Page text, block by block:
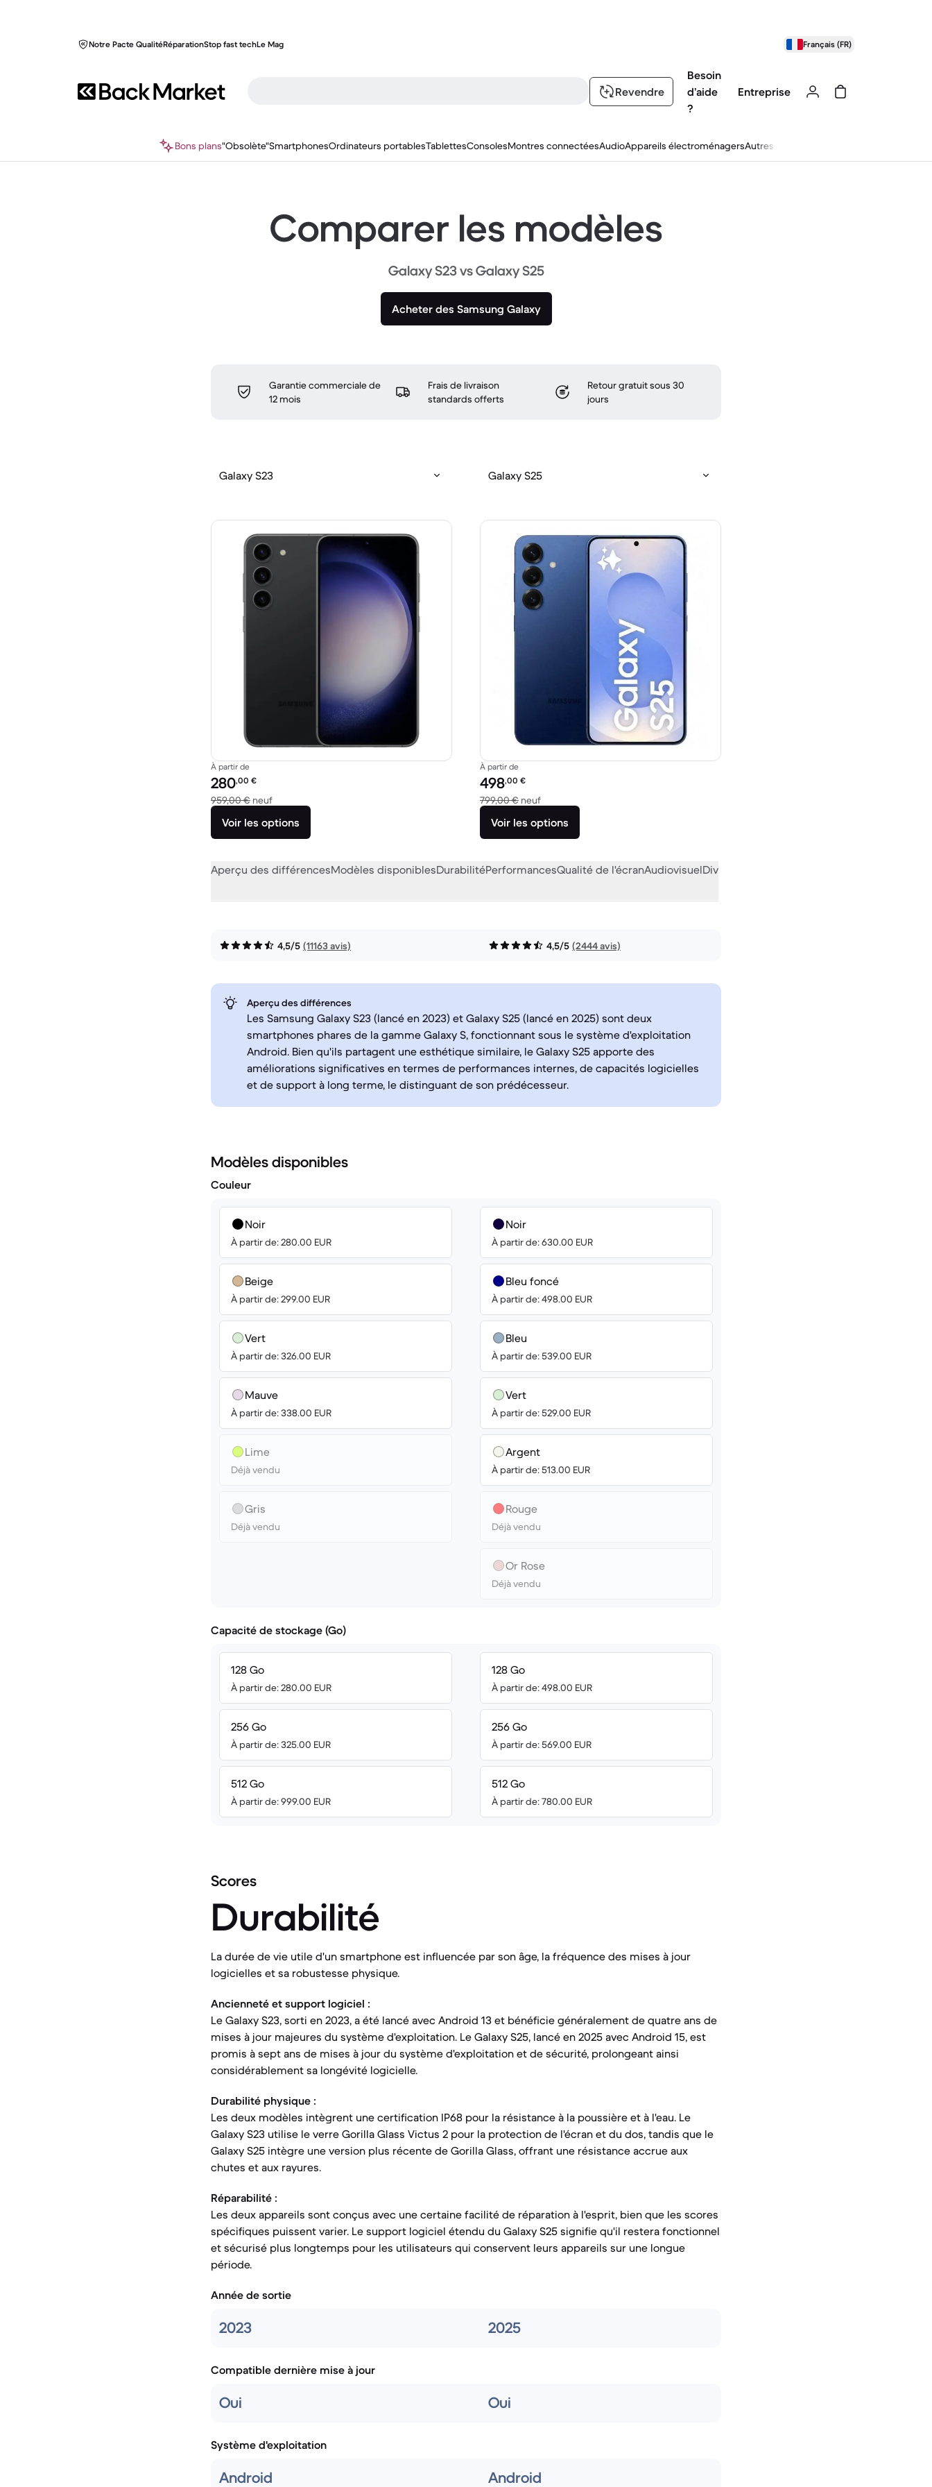
Notre Pacte QualitéRéparationStop fast techLe Mag Français (FR)
Revendre
Besoin
d’aide
?
Entreprise
Bons plans"Obsolète"SmartphonesOrdinateurs portablesTablettesConsolesMontres connectéesAudioAppareils électroménagersAutres
Comparer les modèles
Galaxy S23 vs Galaxy S25
Acheter des Samsung Galaxy
Garantie commerciale de
12 mois
Frais de livraison
standards offerts
Retour gratuit sous 30
jours
Galaxy S23 Galaxy S25
À partir de
Prix reconditionné :
280,00 €
959,00 € neufcontre 959,00 € neuf
Voir les options
À partir de
Prix reconditionné :
498,00 €
799,00 € neufcontre 799,00 € neuf
Voir les options
Aperçu des différencesModèles disponiblesDurabilitéPerformancesQualité de l'écranAudiovisuelDivers
4,5/5 (11163 avis) 4,5/5 (2444 avis)
Aperçu des différences
Les Samsung Galaxy S23 (lancé en 2023) et Galaxy S25 (lancé en 2025) sont deux
smartphones phares de la gamme Galaxy S, fonctionnant sous le système d'exploitation
Android. Bien qu'ils partagent une esthétique similaire, le Galaxy S25 apporte des
améliorations significatives en termes de performances internes, de capacités logicielles
et de support à long terme, le distinguant de son prédécesseur.
Modèles disponibles
Couleur
Noir
À partir de: 280.00 EUR
Beige
À partir de: 299.00 EUR
Vert
À partir de: 326.00 EUR
Mauve
À partir de: 338.00 EUR
Lime
Déjà vendu
Gris
Déjà vendu
Noir
À partir de: 630.00 EUR
Bleu foncé
À partir de: 498.00 EUR
Bleu
À partir de: 539.00 EUR
Vert
À partir de: 529.00 EUR
Argent
À partir de: 513.00 EUR
Rouge
Déjà vendu
Or Rose
Déjà vendu
Capacité de stockage (Go)
128 Go
À partir de: 280.00 EUR
256 Go
À partir de: 325.00 EUR
512 Go
À partir de: 999.00 EUR
128 Go
À partir de: 498.00 EUR
256 Go
À partir de: 569.00 EUR
512 Go
À partir de: 780.00 EUR
Scores
Durabilité
La durée de vie utile d'un smartphone est influencée par son âge, la fréquence des mises à jour
logicielles et sa robustesse physique.
Ancienneté et support logiciel :
Le Galaxy S23, sorti en 2023, a été lancé avec Android 13 et bénéficie généralement de quatre ans de
mises à jour majeures du système d'exploitation. Le Galaxy S25, lancé en 2025 avec Android 15, est
promis à sept ans de mises à jour du système d'exploitation et de sécurité, prolongeant ainsi
considérablement sa longévité logicielle.
Durabilité physique :
Les deux modèles intègrent une certification IP68 pour la résistance à la poussière et à l'eau. Le
Galaxy S23 utilise le verre Gorilla Glass Victus 2 pour la protection de l'écran et du dos, tandis que le
Galaxy S25 intègre une version plus récente de Gorilla Glass, offrant une résistance accrue aux
chutes et aux rayures.
Réparabilité :
Les deux appareils sont conçus avec une certaine facilité de réparation à l'esprit, bien que les scores
spécifiques puissent varier. Le support logiciel étendu du Galaxy S25 signifie qu'il restera fonctionnel
et sécurisé plus longtemps pour les utilisateurs qui conservent leurs appareils sur une longue
période.
Année de sortie
2023 2025
Compatible dernière mise à jour
Oui Oui
Système d'exploitation
Android Android